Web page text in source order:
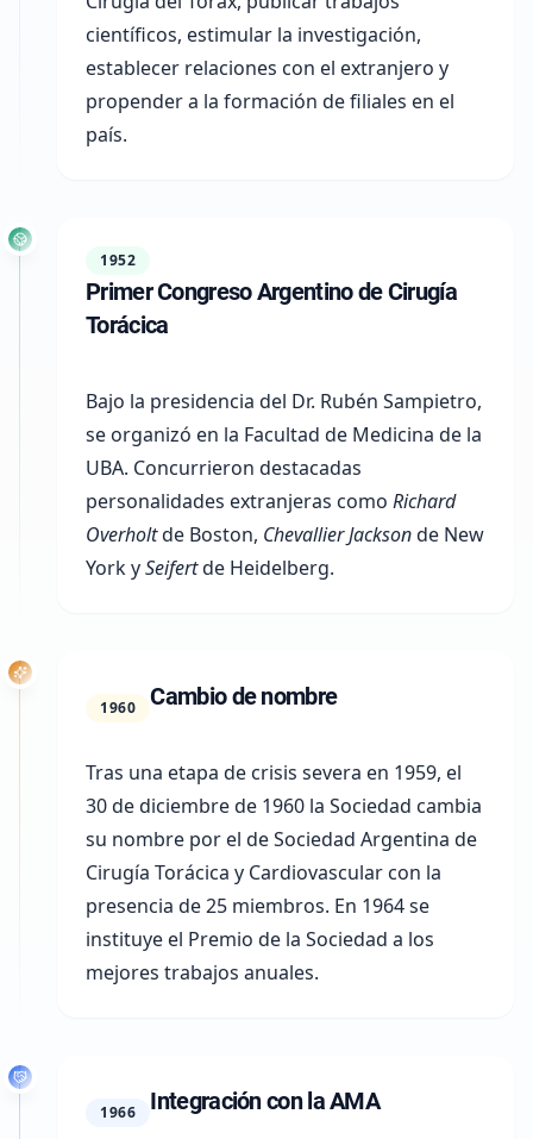
científicos, estimular la investigación,
establecer relaciones con el extranjero y
propender a la formación de filiales en el
país.
1952
Primer Congreso Argentino de Cirugía
Torácica
Bajo la presidencia del Dr. Rubén Sampietro,
se organizó en la Facultad de Medicina de la
UBA. Concurrieron destacadas
personalidades extranjeras como Richard
Overholtde Boston, Chevallier Jacksonde New
York ySeifertde Heidelberg.
1960 Cambio de nombre
Tras una etapa de crisis severa en 1959, el
30 de diciembre de 1960 la Sociedad cambia
su nombre por el deSociedad Argentina de
Cirugía Torácica y Cardiovascular con la
presencia de 25 miembros. En 1964 se
instituye el Premio de la Sociedad a los
mejores trabajos anuales.
1966 Integración con la AMA